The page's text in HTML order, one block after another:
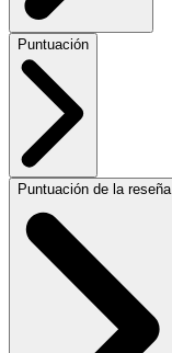
Puntuación
Puntuación de la reseña